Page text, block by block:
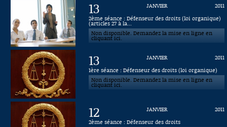
13 JANVIER
2011
2ème séance : Défenseur des droits (loi organique)
(articles 27 à la...
Non disponible. Demandez la mise en ligne en
cliquant ici.
13 JANVIER
2011
1ère séance : Défenseur des droits (loi organique)
Non disponible. Demandez la mise en ligne en
cliquant ici.
12 JANVIER
2011
2ème séance : Défenseur des droits